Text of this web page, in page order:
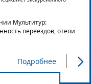
Мультитур:
переездов, отели
Подробнее